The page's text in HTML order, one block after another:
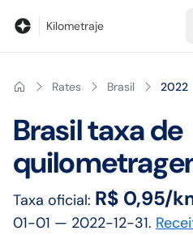
Kilometraje
Rates Brasil 2022
Brasiltaxa de
Taxa oficial: R$ 0,95/
01-01 — 2022-12-31.